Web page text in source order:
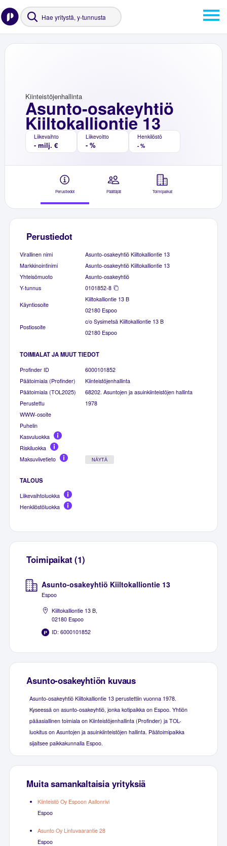
Asunto-osakeyhtiö
Kiiltokalliontie 13
Kiinteistöjenhallinta
Liikevaihto
- milj. €
Liikevoitto
- %
Henkilöstö
- %
Perustiedot Päättäjät Toimipaikat
Perustiedot
Virallinen nimi
Asunto-osakeyhtiö Kiiltokalliontie 13
Markkinointinimi
Asunto-osakeyhtiö Kiiltokalliontie 13
Yhteisömuoto
Asunto-osakeyhtiö
Y-tunnus
0101852-8
Käyntiosoite
Kiiltokalliontie 13 B
02180 Espoo
Postiosoite
c/o Sysimetsä Kiiltokalliontie 13 B
02180 Espoo
TOIMIALAT JA MUUT TIEDOT
Profinder ID
6000101852
Päätoimiala (Profinder)
Kiinteistöjenhallinta
Päätoimiala (TOL2025)
68202. Asuntojen ja asuinkiinteistöjen hallinta
Perustettu
1978
WWW-osoite
Puhelin
Kasvuluokka
Riskiluokka
Maksuviivetieto
NÄYTÄ
TALOUS
Liikevaihtoluokka
Henkilöstöluokka
Toimipaikat (1)
Asunto-osakeyhtiö Kiiltokalliontie 13
Espoo
Kiiltokalliontie 13 B,
02180 Espoo
ID: 6000101852
Asunto-osakeyhtiön kuvaus
Asunto-osakeyhtiö Kiiltokalliontie 13 perustettiin vuonna 1978.
Kyseessä on asunto-osakeyhtiö, jonka kotipaikka on Espoo. Yhtiön
pääasiallinen toimiala on Kiinteistöjenhallinta (Profinder) ja TOL-
luokitus on Asuntojen ja asuinkiinteistöjen hallinta. Päätoimipaikka
sijaitsee paikkakunnalla Espoo.
Muita samankaltaisia yrityksiä
Kiinteistö Oy Espoon Aallonrivi
Espoo
Asunto Oy Lintuvaarantie 28
Espoo